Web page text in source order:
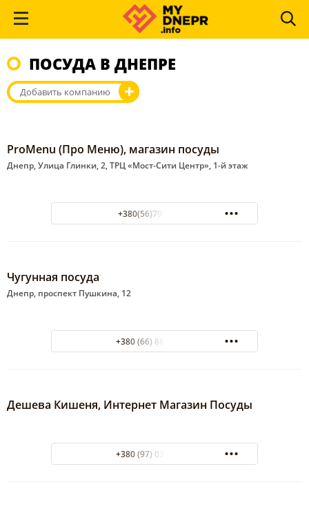
ПОСУДА В ДНЕПРЕ
Добавить компанию
ProMenu (Про Меню), магазин посуды
Днепр, Улица Глинки, 2, ТРЦ «Мост-Сити Центр», 1-й этаж
+380(56)790-29-18
Чугунная посуда
Днепр, проспект Пушкина, 12
+380 (66) 88-744-07
Дешева Кишеня, Интернет Магазин Посуды
+380 (97) 031-34-48